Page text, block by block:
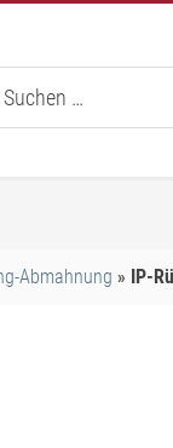
Abmahnung IP-